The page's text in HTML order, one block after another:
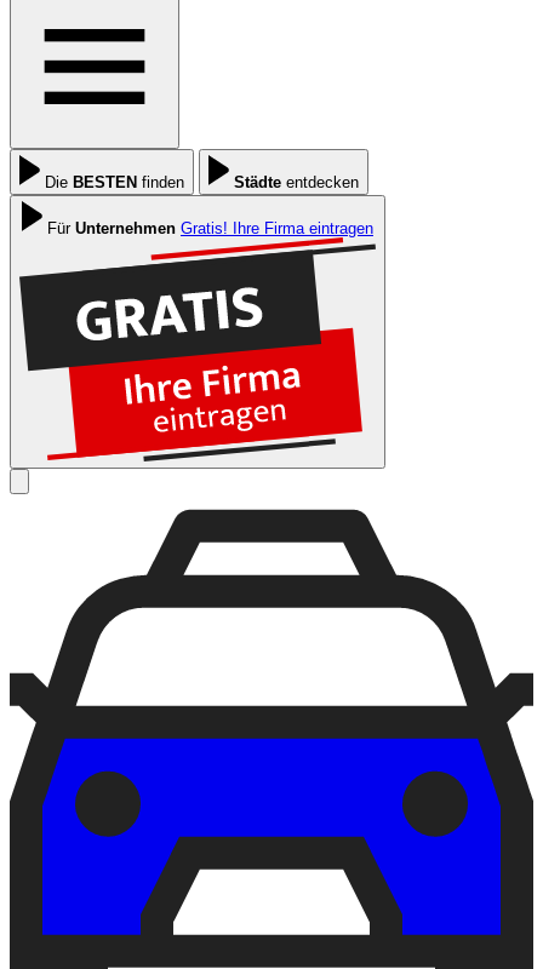
Die BESTEN finden Städte entdecken
Für Unternehmen Gratis! Ihre Firma eintragen